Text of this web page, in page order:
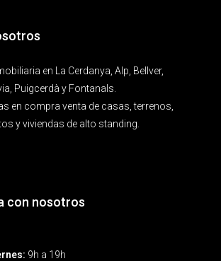
en La Cerdanya, Alp, Bellver,
Puigcerdà y Fontanals.
en compra venta de casas, terrenos,
y viviendas de alto standing.
con nosotros
9h a 19h